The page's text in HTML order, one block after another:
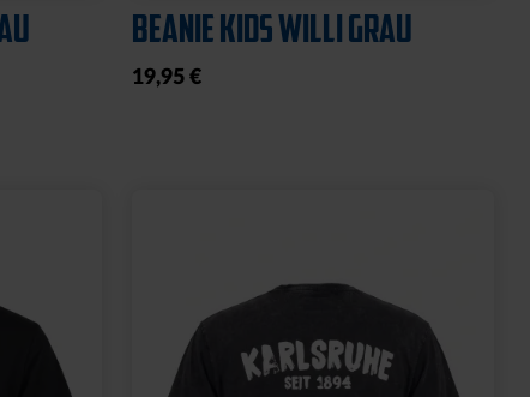
BEANIE KIDS WILLI GRAU
19,95 €